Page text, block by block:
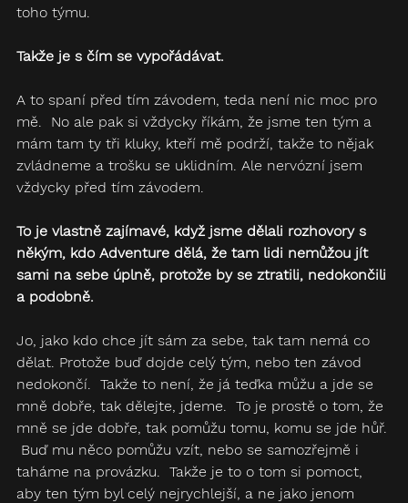
toho týmu.
Takže je s čím se vypořádávat.
A to spaní před tím závodem, teda není nic moc pro
mě.  No ale pak si vždycky říkám, že jsme ten tým a
mám tam ty tři kluky, kteří mě podrží, takže to nějak
zvládneme a trošku se uklidním. Ale nervózní jsem
vždycky před tím závodem.
To je vlastně zajímavé, když jsme dělali rozhovory s
někým, kdo Adventure dělá, že tam lidi nemůžou jít
sami na sebe úplně, protože by se ztratili, nedokončili
a podobně.
Jo, jako kdo chce jít sám za sebe, tak tam nemá co
dělat. Protože buď dojde celý tým, nebo ten závod
nedokončí.  Takže to není, že já teďka můžu a jde se
mně dobře, tak dělejte, jdeme.  To je prostě o tom, že
mně se jde dobře, tak pomůžu tomu, komu se jde hůř.
Buď mu něco pomůžu vzít, nebo se samozřejmě i
taháme na provázku.  Takže je to o tom si pomoct,
aby ten tým byl celý nejrychlejší, a ne jako jenom